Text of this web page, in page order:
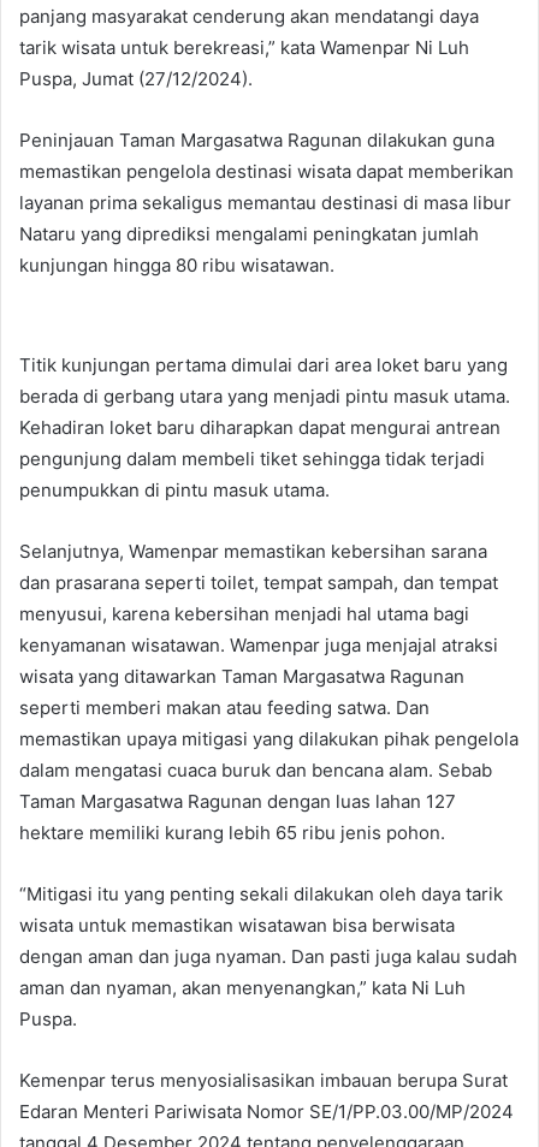
panjang masyarakat cenderung akan mendatangi daya
tarik wisata untuk berekreasi,” kata Wamenpar Ni Luh
Puspa, Jumat (27/12/2024).
Peninjauan Taman Margasatwa Ragunan dilakukan guna
memastikan pengelola destinasi wisata dapat memberikan
layanan prima sekaligus memantau destinasi di masa libur
Nataru yang diprediksi mengalami peningkatan jumlah
kunjungan hingga 80 ribu wisatawan.
Titik kunjungan pertama dimulai dari area loket baru yang
berada di gerbang utara yang menjadi pintu masuk utama.
Kehadiran loket baru diharapkan dapat mengurai antrean
pengunjung dalam membeli tiket sehingga tidak terjadi
penumpukkan di pintu masuk utama.
Selanjutnya, Wamenpar memastikan kebersihan sarana
dan prasarana seperti toilet, tempat sampah, dan tempat
menyusui, karena kebersihan menjadi hal utama bagi
kenyamanan wisatawan. Wamenpar juga menjajal atraksi
wisata yang ditawarkan Taman Margasatwa Ragunan
seperti memberi makan atau feeding satwa. Dan
memastikan upaya mitigasi yang dilakukan pihak pengelola
dalam mengatasi cuaca buruk dan bencana alam. Sebab
Taman Margasatwa Ragunan dengan luas lahan 127
hektare memiliki kurang lebih 65 ribu jenis pohon.
“Mitigasi itu yang penting sekali dilakukan oleh daya tarik
wisata untuk memastikan wisatawan bisa berwisata
dengan aman dan juga nyaman. Dan pasti juga kalau sudah
aman dan nyaman, akan menyenangkan,” kata Ni Luh
Puspa.
Kemenpar terus menyosialisasikan imbauan berupa Surat
Edaran Menteri Pariwisata Nomor SE/1/PP.03.00/MP/2024
tanggal 4 Desember 2024 tentang penyelenggaraan